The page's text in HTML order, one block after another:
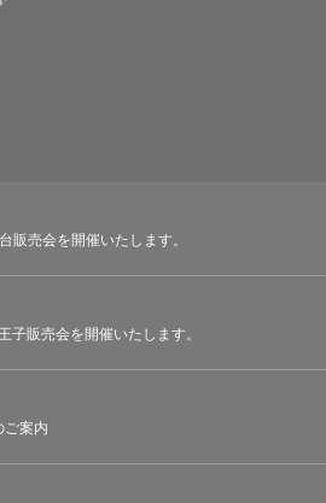
販売会を開催いたします。
子販売会を開催いたします。
案内